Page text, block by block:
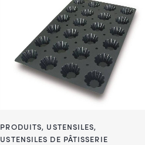
PRODUITS, USTENSILES,
USTENSILES DE PÂTISSERIE